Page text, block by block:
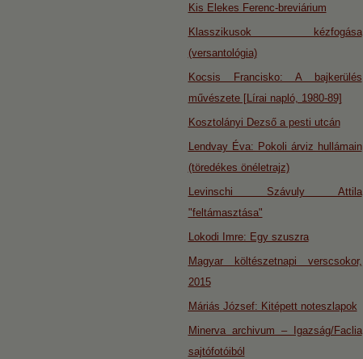
Kis Elekes Ferenc-breviárium
Klasszikusok kézfogása
(versantológia)
Kocsis Francisko: A bajkerülés
művészete [Lírai napló, 1980-89]
Kosztolányi Dezső a pesti utcán
Lendvay Éva: Pokoli árviz hullámain
(töredékes önéletrajz)
Levinschi Szávuly Attila
"feltámasztása"
Lokodi Imre: Egy szuszra
Magyar költészetnapi verscsokor,
2015
Máriás József: Kitépett noteszlapok
Minerva archivum – Igazság/Faclia
sajtófotóiból